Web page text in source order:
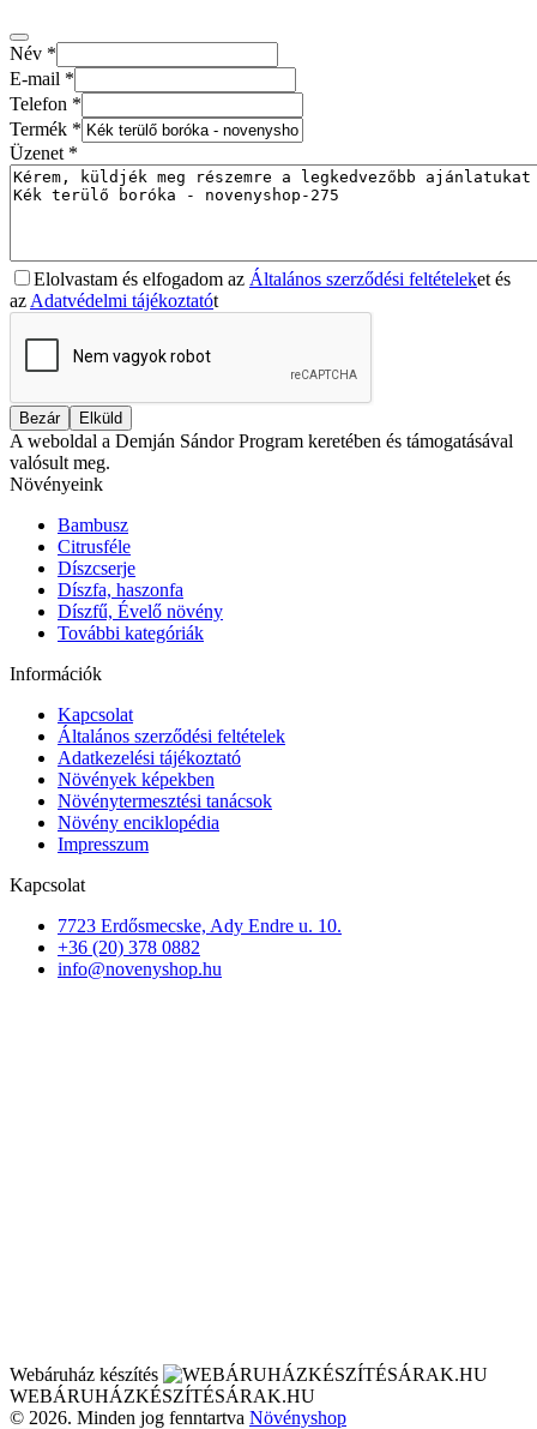
Név *
E-mail *
Telefon *
Termék *
Üzenet *
Elolvastam és elfogadom az Általános szerződési feltételeket és
az Adatvédelmi tájékoztatót
Bezár Elküld
A weboldal a Demján Sándor Program keretében és támogatásával
valósult meg.
Növényeink
Bambusz
Citrusféle
Díszcserje
Díszfa, haszonfa
Díszfű, Évelő növény
További kategóriák
Információk
Kapcsolat
Általános szerződési feltételek
Adatkezelési tájékoztató
Növények képekben
Növénytermesztési tanácsok
Növény enciklopédia
Impresszum
Kapcsolat
7723 Erdősmecske, Ady Endre u. 10.
+36 (20) 378 0882
info@novenyshop.hu
Webáruház készítés
WEBÁRUHÁZKÉSZÍTÉSÁRAK.HU
© 2026. Minden jog fenntartva Növényshop